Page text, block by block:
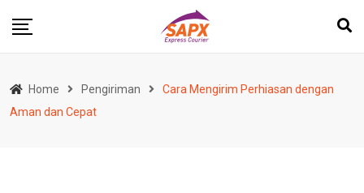
Home Pengiriman
Cara Mengirim Perhiasan dengan
Aman dan Cepat